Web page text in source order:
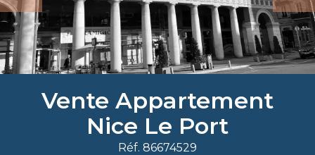
Vente Appartement
Nice Le Port
Réf. 86674529